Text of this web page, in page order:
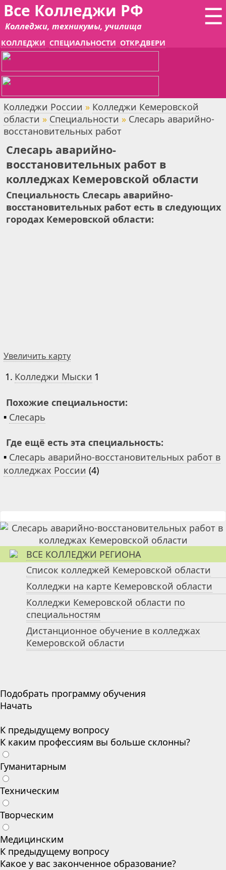
☰
Все Колледжи РФ
Колледжи, техникумы, училища
КОЛЛЕДЖИ СПЕЦИАЛЬНОСТИ ОТКР.ДВЕРИ
Колледжи России » Колледжи Кемеровской
области » Специальности » Слесарь аварийно-
восстановительных работ
Слесарь аварийно-
восстановительных работ в
колледжах Кемеровской области
Специальность Слесарь аварийно-
восстановительных работ есть в следующих
городах Кемеровской области:
Увеличить карту
1. Колледжи Мыски 1
Похожие специальности:
▪ Слесарь
Где ещё есть эта специальность:
▪ Слесарь аварийно-восстановительных работ в
колледжах России (4)
ВСЕ КОЛЛЕДЖИ РЕГИОНА
Список колледжей Кемеровской области
Колледжи на карте Кемеровской области
Колледжи Кемеровской области по
специальностям
Дистанционное обучение в колледжах
Кемеровской области
Подобрать программу обучения
Начать
К предыдущему вопросу
К каким профессиям вы больше склонны?
Гуманитарным
Техническим
Творческим
Медицинским
К предыдущему вопросу
Какое у вас законченное образование?